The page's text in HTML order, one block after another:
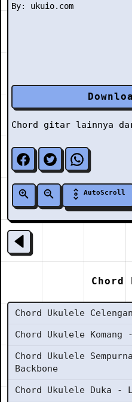
Chord gitar lainnya
AutoScroll
Chord
Chord Ukulele
Chord Ukulele Komang
Chord Ukulele
Backbone
Chord Ukulele Duka -